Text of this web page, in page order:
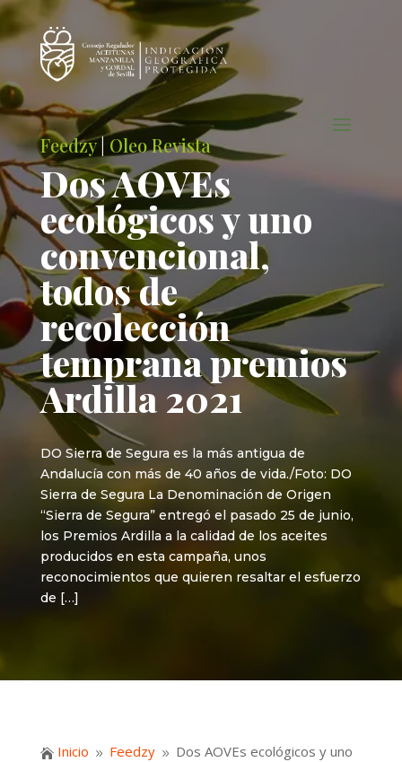
Feedzy| Oleo Revista
Dos AOVEs
ecológicos y uno
convencional,
todos de
recolección
temprana premios
Ardilla 2021
DO Sierra de Segura es la más antigua de
Andalucía con más de 40 años de vida./Foto: DO
Sierra de Segura La Denominación de Origen
“Sierra de Segura” entregó el pasado 25 de junio,
los Premios Ardilla a la calidad de los aceites
producidos en esta campaña, unos
reconocimientos que quieren resaltar el esfuerzo
de […]
 Inicio 9 Feedzy 9 Dos AOVEs ecológicos y uno